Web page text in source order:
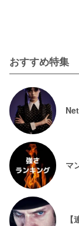
おすすめ特集
マ